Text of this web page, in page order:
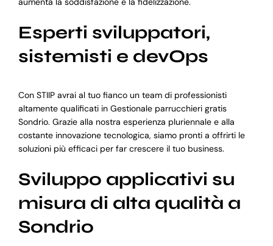
Esperti sviluppatori,
sistemisti e devOps
Con STIIP avrai al tuo fianco un team di professionisti
altamente qualificati in Gestionale parrucchieri gratis
Sondrio. Grazie alla nostra esperienza pluriennale e alla
costante innovazione tecnologica, siamo pronti a offrirti le
soluzioni più efficaci per far crescere il tuo business.
Sviluppo applicativi su
misura di alta qualità a
Sondrio